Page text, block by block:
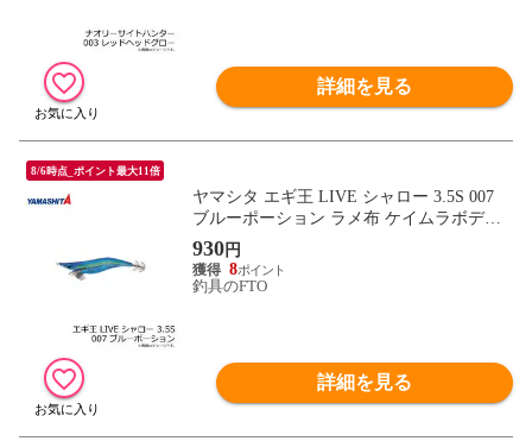
詳細を見る
8/6時点_ポイント最大11倍
ヤマシタ エギ王 LIVE シャロー 3.5S 007
ブルーポーション ラメ布 ケイムラボディ /
エギ 2019年 新製品 エギング 定番 アオリ
イカ エギ王 ライブ
930円
8
釣具のFTO
詳細を見る